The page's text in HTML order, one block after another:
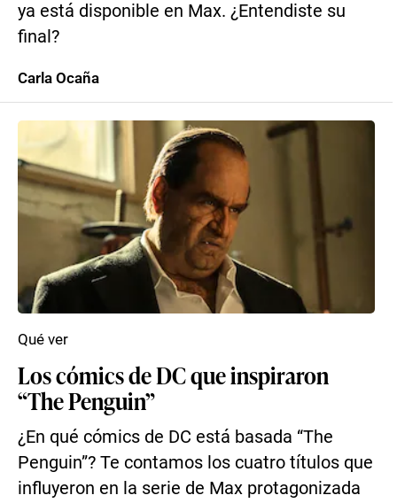
ya está disponible en Max. ¿Entendiste su
final?
Carla Ocaña
Los cómics de DC que inspiraron
“The Penguin”
¿En qué cómics de DC está basada “The
Penguin”? Te contamos los cuatro títulos que
influyeron en la serie de Max protagonizada
Qué ver